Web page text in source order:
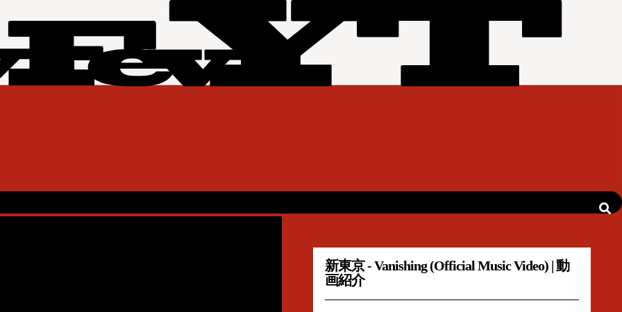
新東京 - Vanishing (Official Music Video) | 動
画紹介